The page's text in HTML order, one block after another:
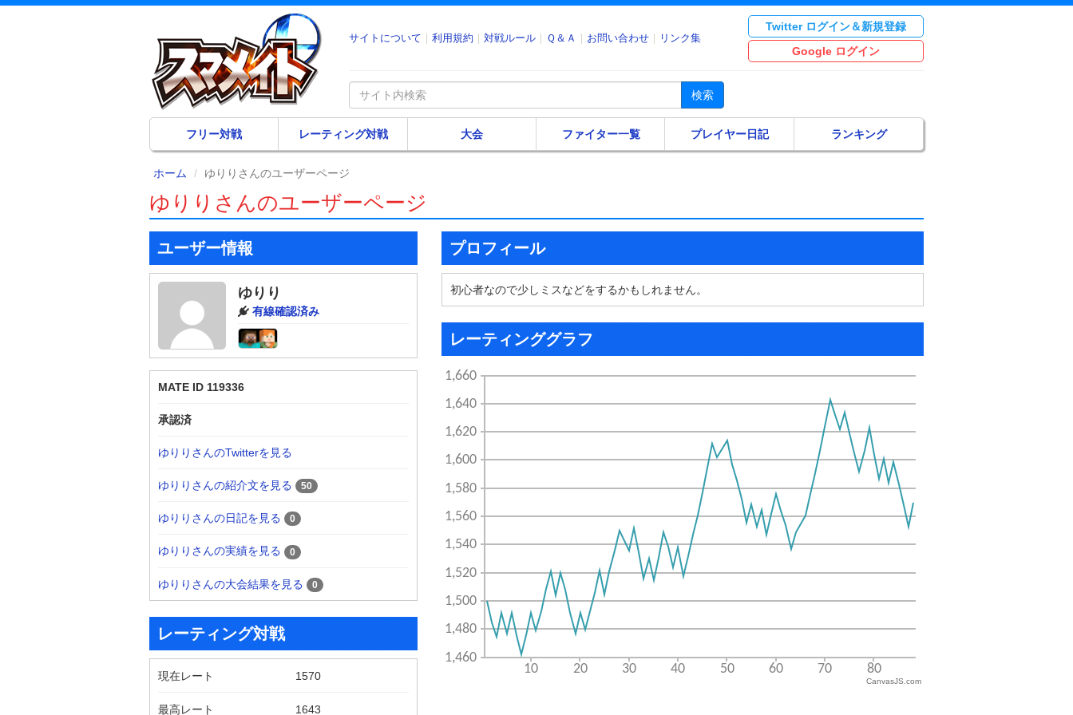
サイトについて 利用規約 対戦ルール Ｑ＆Ａ お問い合わせ リンク集
Twitter ログイン＆新規登録
Google ログイン
検索
フリー対戦 レーティング対戦 大会 ファイター一覧 プレイヤー日記 ランキング
ホーム ゆりりさんのユーザーページ
ゆりりさんのユーザーページ
ユーザー情報
ゆりり
有線確認済み
MATE ID 119336
承認済
ゆりりさんのTwitterを見る
ゆりりさんの紹介文を見る 50
ゆりりさんの日記を見る 0
ゆりりさんの実績を見る 0
ゆりりさんの大会結果を見る 0
レーティング対戦
現在レート 1570
最高レート 1643
プロフィール
初心者なので少しミスなどをするかもしれません。
レーティンググラフ
CanvasJS.com